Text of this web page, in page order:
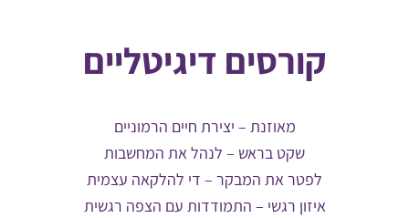
קורסים דיגיטליים
מאוזנת – יצירת חיים הרמוניים
שקט בראש – לנהל את המחשבות
לפטר את המבקר – די להלקאה עצמית
איזון רגשי – התמודדות עם הצפה רגשית